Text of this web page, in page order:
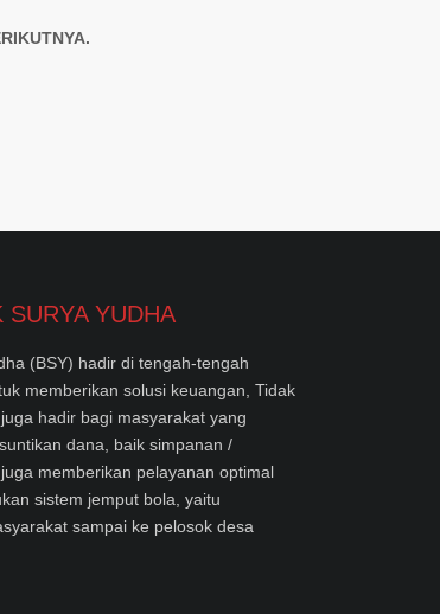
SURYA YUDHA
(BSY) hadir di tengah-tengah
memberikan solusi keuangan, Tidak
hadir bagi masyarakat yang
dana, baik simpanan /
memberikan pelayanan optimal
sistem jemput bola, yaitu
sampai ke pelosok desa